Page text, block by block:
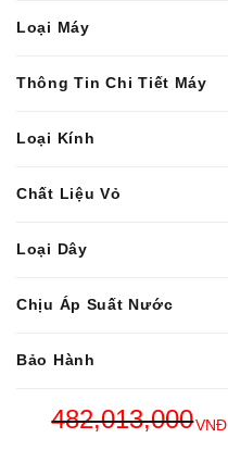
Loại Máy
Thông Tin Chi Tiết Máy
Loại Kính
Chất Liệu Vỏ
Loại Dây
Chịu Áp Suất Nước
Bảo Hành
482,013,000VNĐ